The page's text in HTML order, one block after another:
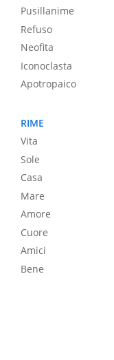
Pusillanime
Refuso
Neofita
Iconoclasta
Apotropaico
RIME
Vita
Sole
Casa
Mare
Amore
Cuore
Amici
Bene